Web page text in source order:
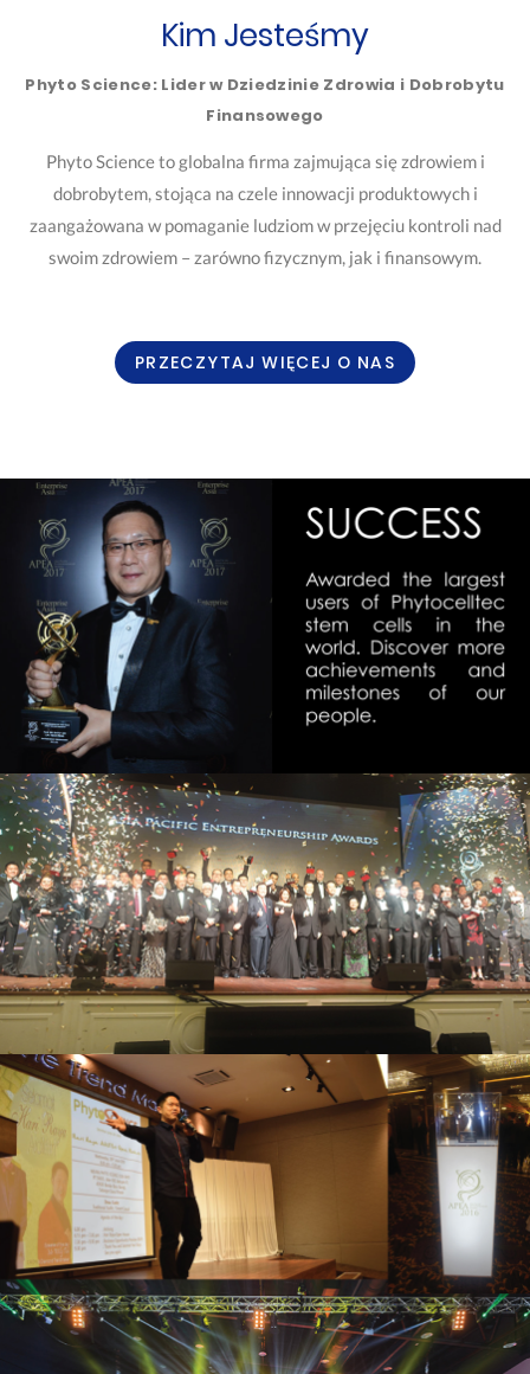
Kim Jesteśmy
Phyto Science: Lider w Dziedzinie Zdrowia i Dobrobytu
Finansowego
Phyto Science to globalna firma zajmująca się zdrowiem i
dobrobytem, stojąca na czele innowacji produktowych i
zaangażowana w pomaganie ludziom w przejęciu kontroli nad
swoim zdrowiem – zarówno fizycznym, jak i finansowym.
PRZECZYTAJ WIĘCEJ O NAS